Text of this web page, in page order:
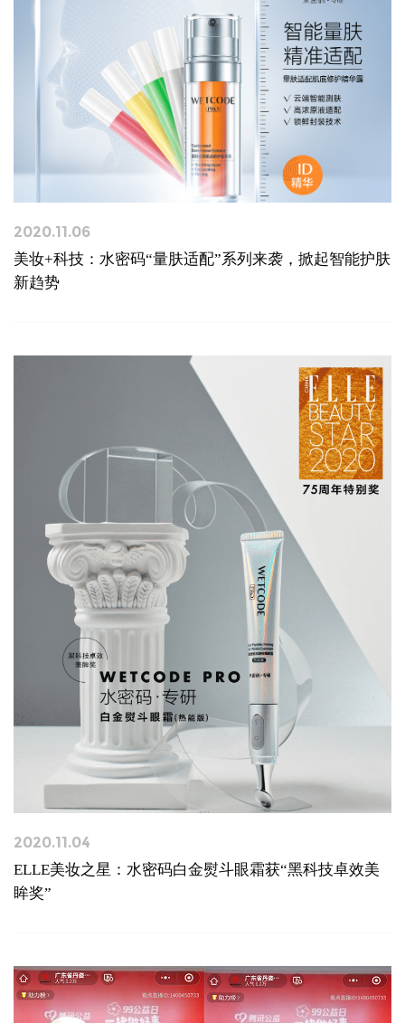
2020.11.06
美妆+科技：水密码“量肤适配”系列来袭，掀起智能护肤
新趋势
2020.11.04
ELLE美妆之星：水密码白金熨斗眼霜获“黑科技卓效美
眸奖”